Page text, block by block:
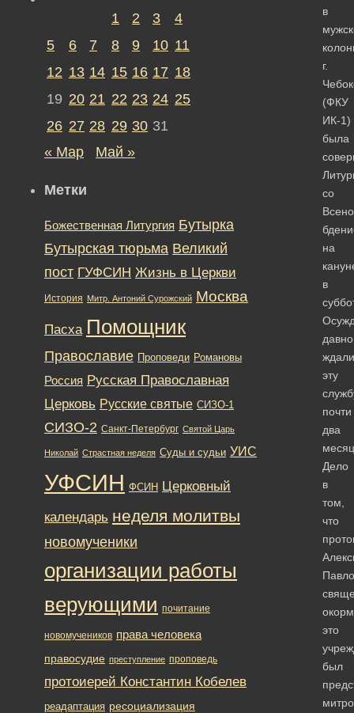
в
г.
(ФКУ
ИК-1)
была
со
на
в
давно
ждали
эту
почти
два
Дело
в
том,
что
это
был
1 2 3
4
5
6 7 8 9 10 11
12 13 14 15 16 17 18
19 20 21 22 23 24 25
26 27 28 29 30 31
« Мар
Май »
Метки
Божественная Литургия Бутырка
Бутырская тюрьма Великий
пост ГУФСИН Жизнь в Церкви
История Митр. Антоний Сурожский Москва
Пасха Помощник
Православие Проповеди Романовы
Россия Русская Православная
Церковь Русские святые СИЗО-1
СИЗО-2 Санкт-Петербург Святой Царь
Николай Страстная неделя Суды и судьи УИС
УФСИН ФСИН Церковный
календарь неделя молитвы
новомученики
организации работы
верующими почитание
новомучеников права человека
правосудие преступление проповедь
протоиерей Константин Кобелев
реадаптация ресоциализация